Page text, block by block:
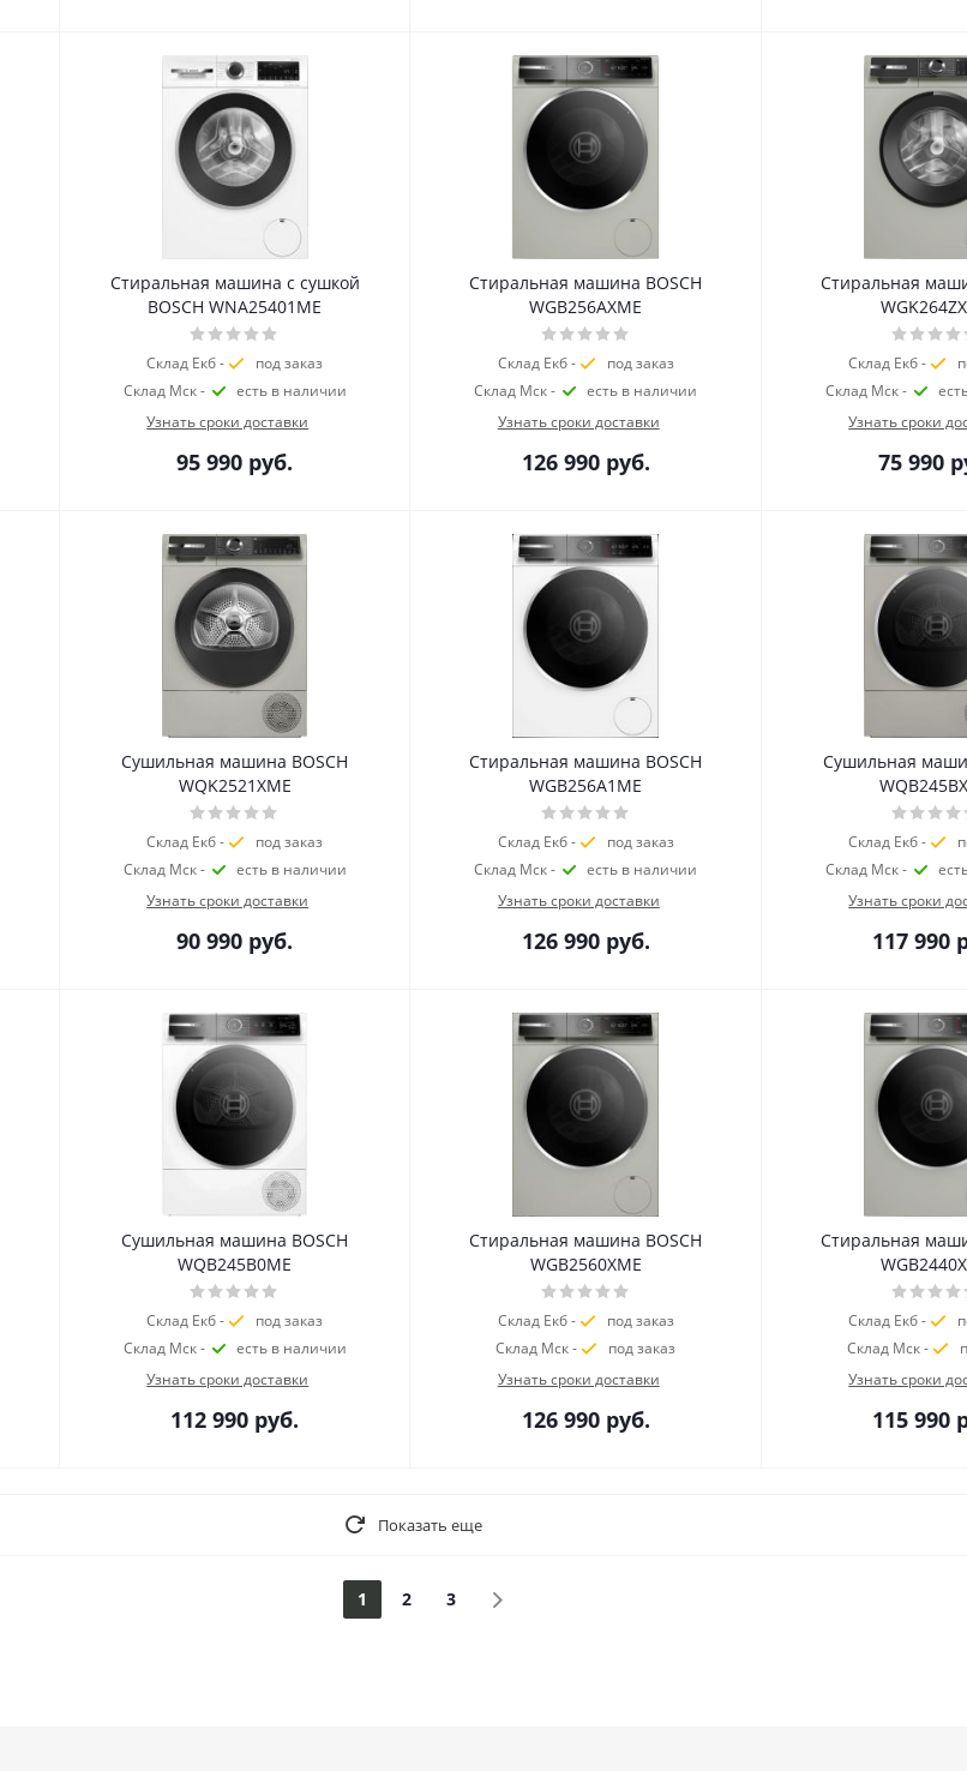
Стиральная машина с сушкой
BOSCH WNA25401ME
Склад Екб -
под заказ
Склад Мск -
есть в наличии
Узнать сроки доставки
95 990 руб.
Стиральная машина BOSCH
WGB256AXME
Склад Екб -
под заказ
Склад Мск -
есть в наличии
Узнать сроки доставки
126 990руб.
Стиральная
Склад Екб -
Склад Мск -
Узнать сроки
75 990
Сушильная машина BOSCH
WQK2521XME
Склад Екб -
под заказ
Склад Мск -
есть в наличии
Узнать сроки доставки
90 990 руб.
Стиральная машина BOSCH
WGB256A1ME
Склад Екб -
под заказ
Склад Мск -
есть в наличии
Узнать сроки доставки
126 990руб.
Сушильная
Склад Екб -
Склад Мск -
Узнать сроки
117 990
Сушильная машина BOSCH
WQB245B0ME
Склад Екб -
под заказ
Склад Мск -
есть в наличии
Узнать сроки доставки
112 990 руб.
Стиральная машина BOSCH
WGB2560XME
Склад Екб -
под заказ
Склад Мск -
под заказ
Узнать сроки доставки
126 990руб.
Стиральная
Склад Екб -
Склад Мск -
Узнать сроки
115 990
Показать еще
1 2 3